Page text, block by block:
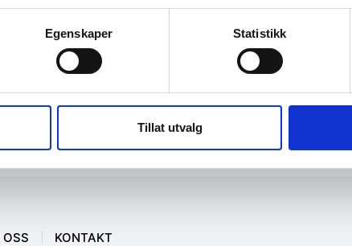
Egenskaper Statistikk
Tillat utvalg
KONTAKT